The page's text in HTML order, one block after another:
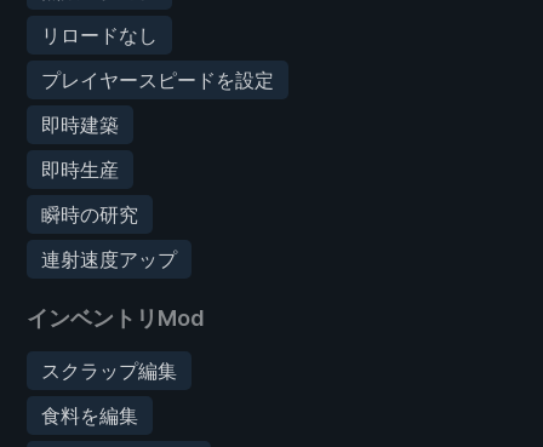
リロードなし
プレイヤースピードを設定
即時建築
即時生産
瞬時の研究
連射速度アップ
インベントリMod
スクラップ編集
食料を編集